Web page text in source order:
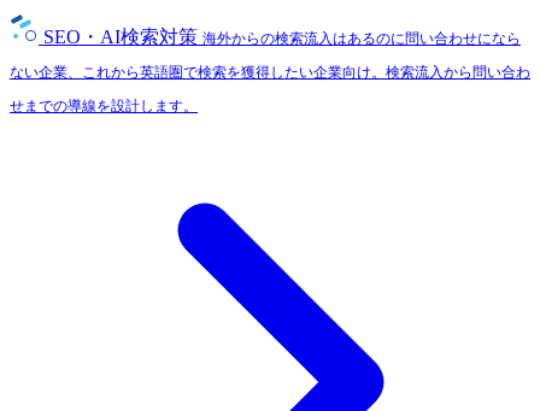
SEO・AI検索対策 海外からの検索流入はあるのに問い合わせになら
ない企業、これから英語圏で検索を獲得したい企業向け。検索流入から問い合わ
せまでの導線を設計します。